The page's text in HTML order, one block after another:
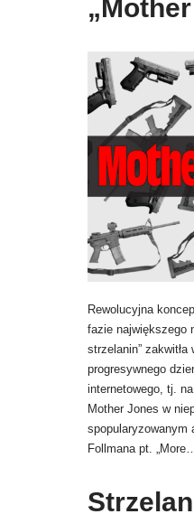
Rewolucyjna
fazie największego
strzelanin”
progresywnego
internetowego, tj.
Mother Jones w
spopularyzowanym
Follmana pt. „More…